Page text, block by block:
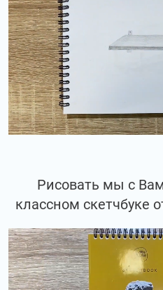
Рисовать мы с
классном скетчбуке